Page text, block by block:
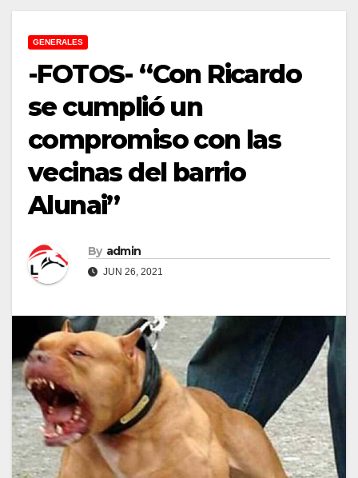
GENERALES
-FOTOS- “Con Ricardo
se cumplió un
compromiso con las
vecinas del barrio
Alunai”
By admin
JUN 26, 2021